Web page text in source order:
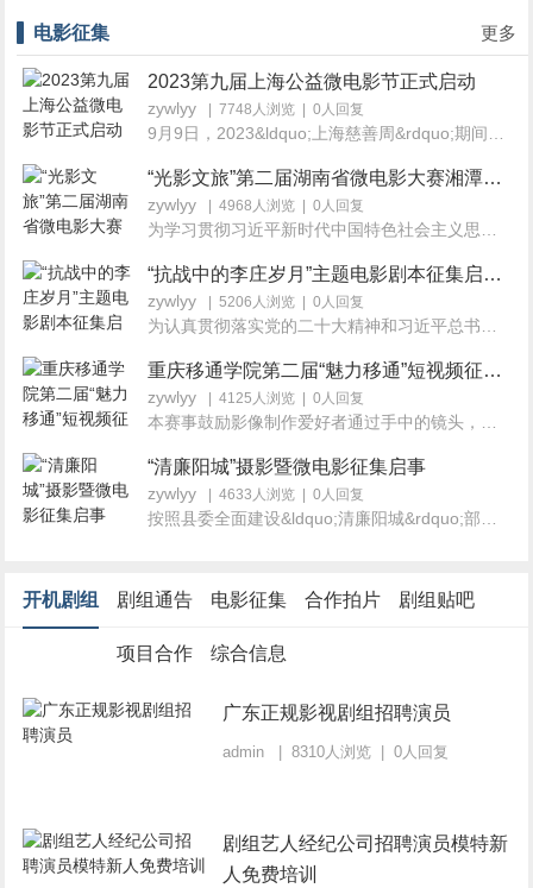
电影征集 更多
2023第九届上海公益微电影节正式启动
zywlyy | 7748人浏览 | 0人回复
9月9日，2023&ldquo;上海慈善周&rdquo;期间，第九届上海公...
“光影文旅”第二届湖南省微电影大赛湘潭市作品征集正在进行中
zywlyy | 4968人浏览 | 0人回复
为学习贯彻习近平新时代中国特色社会主义思想，深入贯彻...
“抗战中的李庄岁月”主题电影剧本征集启事总奖金100万
zywlyy | 5206人浏览 | 0人回复
为认真贯彻落实党的二十大精神和习近平总书记来川来宜...
重庆移通学院第二届“魅力移通”短视频征集大赛
zywlyy | 4125人浏览 | 0人回复
本赛事鼓励影像制作爱好者通过手中的镜头，记录生活、讲...
“清廉阳城”摄影暨微电影征集启事
zywlyy | 4633人浏览 | 0人回复
按照县委全面建设&ldquo;清廉阳城&rdquo;部署要求，县纪...
开机剧组 剧组通告 电影征集 合作拍片 剧组贴吧
项目合作 综合信息
广东正规影视剧组招聘演员
admin | 8310人浏览 | 0人回复
剧组艺人经纪公司招聘演员模特新
人免费培训